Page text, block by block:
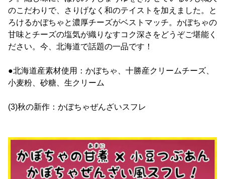
のこだわりで、さりげなく和のテイストを加えました。と
ろけるかぼちゃと濃厚チーズがベストマッチ。かぼちゃの
甘味とチーズの塩気が織りなすコク深さをどうぞご堪能く
ださい。今、北海道で話題の一品です！
●北海道産素材使用：かぼちゃ、十勝産クリームチーズ、
小麦粉、砂糖、生クリーム
(3)秋の新作：かぼちゃぜんざいスフレ